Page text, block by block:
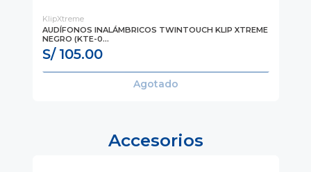
KlipXtreme
AUDÍFONOS INALÁMBRICOS TWINTOUCH KLIP XTREME
NEGRO (KTE-0...
S/ 105.00
Agotado
Accesorios